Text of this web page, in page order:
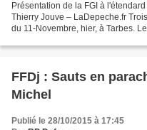
Présentation de la FGI à
Thierry Jouve – LaDepeche.fr
du 11-Novembre, hier, à Tarbes.
FFDj : Sauts en
Michel
Publié le 28/10/2015 à 17:45